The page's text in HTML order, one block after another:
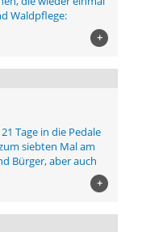
Waldpflege:
+
Tage in die Pedale
siebten Mal am
Bürger, aber auch
+